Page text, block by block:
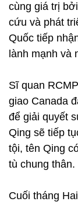
cùng giá trị
cứu và phát
Quốc tiếp
lành mạnh và
Sĩ quan
giao Canada
để giải quyết
Qing sẽ tiếp
tội, tên Qing
tù chung thân.
Cuối tháng